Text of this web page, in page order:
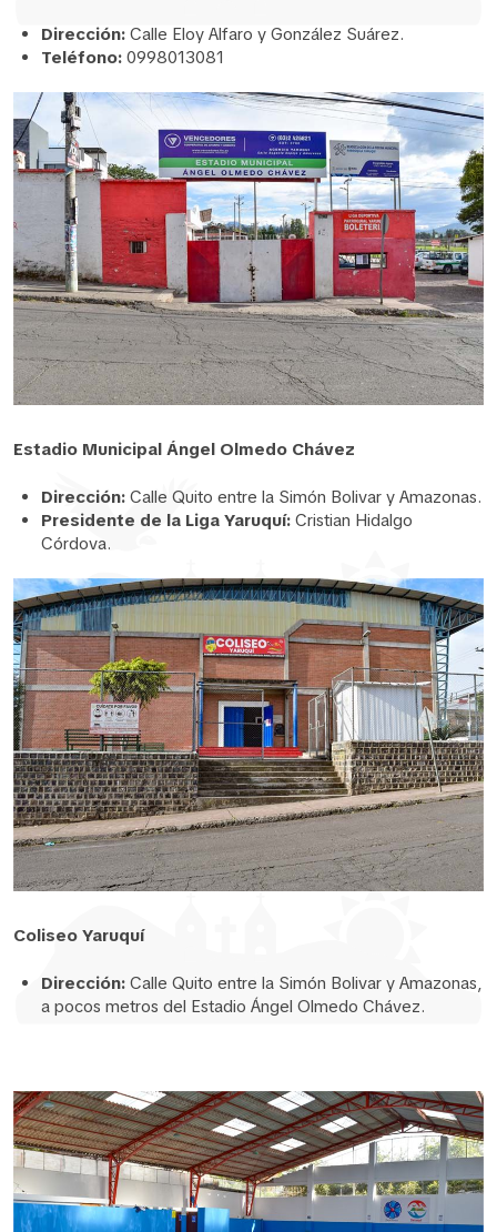
Dirección: Calle Eloy Alfaro y González Suárez.
Teléfono: 0998013081
Estadio Municipal Ángel Olmedo Chávez
Dirección: Calle Quito entre la Simón Bolivar y Amazonas.
Presidente de la Liga Yaruquí: Cristian Hidalgo
Córdova.
Coliseo Yaruquí
Dirección: Calle Quito entre la Simón Bolivar y Amazonas,
a pocos metros del Estadio Ángel Olmedo Chávez.